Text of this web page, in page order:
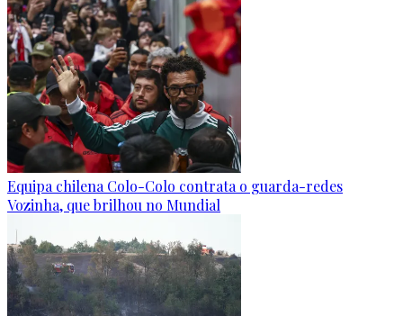
Equipa chilena Colo-Colo contrata o guarda-redes
Vozinha, que brilhou no Mundial